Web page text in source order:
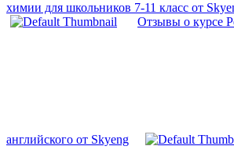
химии для школьников 7-11 класс от
Отзывы о курсе
английского от Skyeng